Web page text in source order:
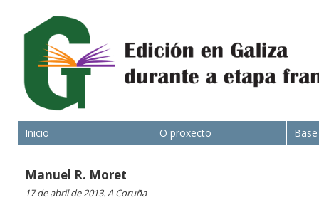
Inicio O proxecto
Manuel R. Moret
17 de abril de 2013. A Coruña